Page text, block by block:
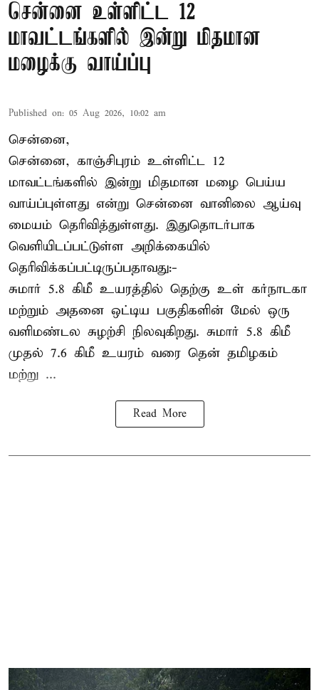
சென்னை உள்ளிட்ட 12
மாவட்டங்களில் இன்று மிதமான
மழைக்கு வாய்ப்பு
Published on: 05 Aug 2026, 10:02 am
சென்னை,
சென்னை, காஞ்சிபுரம் உள்ளிட்ட 12
மாவட்டங்களில் இன்று மிதமான மழை பெய்ய
வாய்ப்புள்ளது என்று சென்னை வானிலை ஆய்வு
மையம் தெரிவித்துள்ளது. இதுதொடர்பாக
வெளியிடப்பட்டுள்ள அறிக்கையில்
தெரிவிக்கப்பட்டிருப்பதாவது:-
சுமார் 5.8 கிமீ உயரத்தில் தெற்கு உள் கர்நாடகா
மற்றும் அதனை ஒட்டிய பகுதிகளின் மேல் ஒரு
வளிமண்டல சுழற்சி நிலவுகிறது. சுமார் 5.8 கிமீ
முதல் 7.6 கிமீ உயரம் வரை தென் தமிழகம்
மற்று ...
Read More